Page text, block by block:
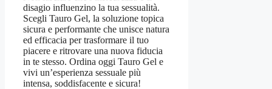
disagio influenzino la tua sessualità.
Scegli Tauro Gel, la soluzione topica
sicura e performante che unisce natura
ed efficacia per trasformare il tuo
piacere e ritrovare una nuova fiducia
in te stesso. Ordina oggi Tauro Gel e
vivi un’esperienza sessuale più
intensa, soddisfacente e sicura!